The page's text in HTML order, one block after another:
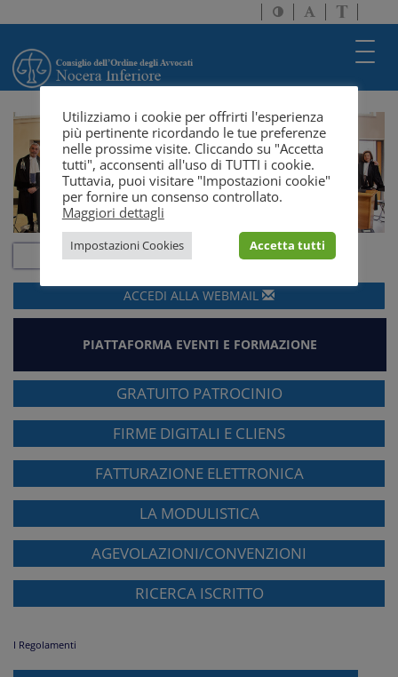
Attiva/disattiva
alto
Attiva/
dimensione
a
solo
ACCEDI ALLA WEBMAIL
PIATTAFORMA EVENTI E FORMAZIONE
GRATUITO PATROCINIO
FIRME DIGITALI E CLIENS
FATTURAZIONE ELETTRONICA
LA MODULISTICA
AGEVOLAZIONI/CONVENZIONI
RICERCA ISCRITTO
I Regolamenti
Utilizziamo i cookie per offrirti l'esperienza
più pertinente ricordando le tue preferenze
nelle prossime visite. Cliccando su "Accetta
tutti", acconsenti all'uso di TUTTI i cookie.
Tuttavia, puoi visitare "Impostazioni cookie"
per fornire un consenso controllato.
Maggiori dettagli
Impostazioni Cookies Accetta tutti